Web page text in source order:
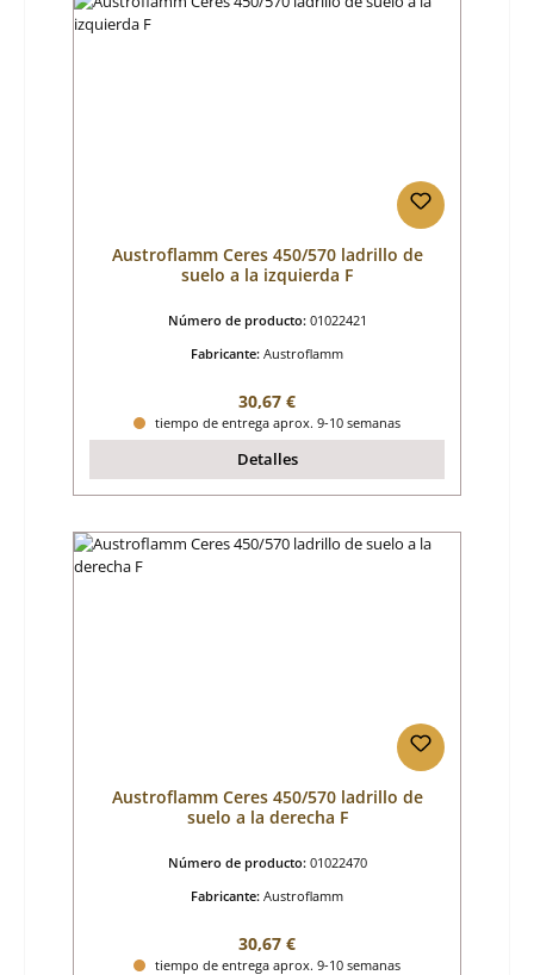
Austroflamm Ceres 450/570 ladrillo de
suelo a la izquierda F
Número de producto: 01022421
Fabricante: Austroflamm
Precio normal:
30,67 €
tiempo de entrega aprox. 9-10 semanas
Detalles
Austroflamm Ceres 450/570 ladrillo de
suelo a la derecha F
Número de producto: 01022470
Fabricante: Austroflamm
Precio normal:
30,67 €
tiempo de entrega aprox. 9-10 semanas